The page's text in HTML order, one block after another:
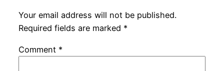
Your email address will not be published.
Required fields are marked *
Comment *